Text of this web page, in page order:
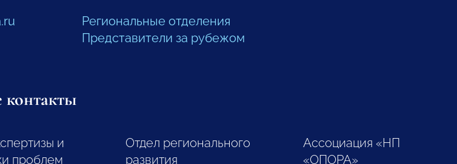
Региональные отделения
Представители за рубежом
контакты
и
проблем
Отдел регионального
развития
Ассоциация «НП
«ОПОРА»